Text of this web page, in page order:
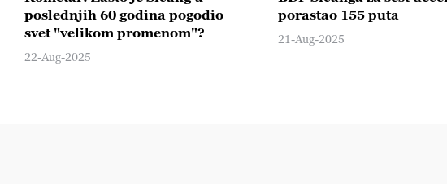
poslednjih 60 godina pogodio
svet "velikom promenom"?
22-Aug-2025
porastao 155 puta
21-Aug-2025